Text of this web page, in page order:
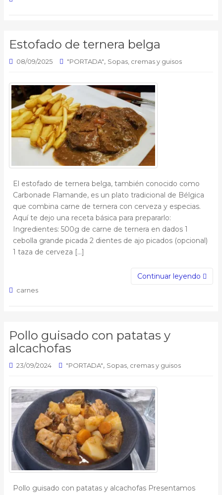
Estofado de ternera belga
08/09/2025 "PORTADA", Sopas, cremas y guisos
El estofado de ternera belga, también conocido como
Carbonade Flamande, es un plato tradicional de Bélgica
que combina carne de ternera con cerveza y especias.
Aquí te dejo una receta básica para prepararlo:
Ingredientes: 500g de carne de ternera en dados 1
cebolla grande picada 2 dientes de ajo picados (opcional)
1 taza de cerveza […]
Continuar leyendo
carnes
Pollo guisado con patatas y
alcachofas
23/09/2024 "PORTADA", Sopas, cremas y guisos
Pollo guisado con patatas y alcachofas Presentamos